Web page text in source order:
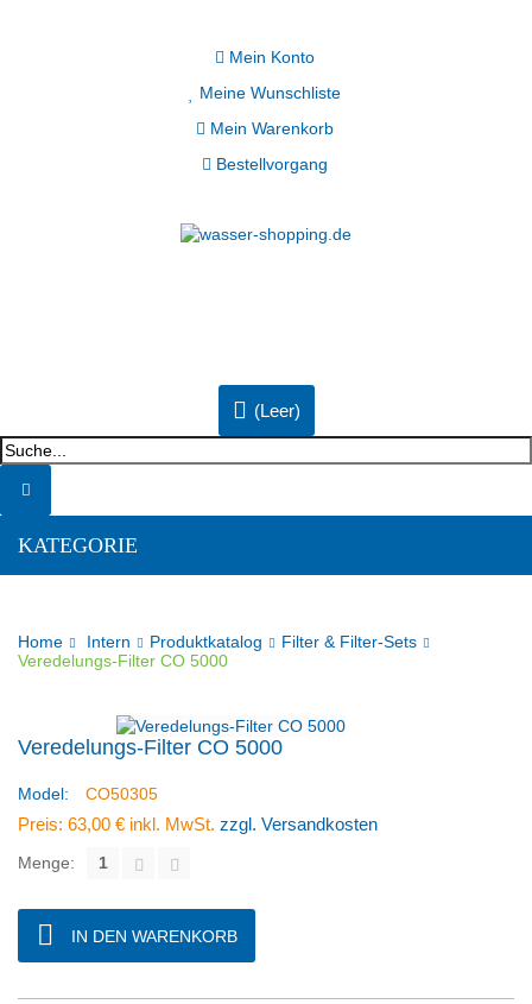
Mein Konto
Meine Wunschliste
Mein Warenkorb
Bestellvorgang
(Leer)
KATEGORIE
Home Intern Produktkatalog
Filter & Filter-Sets
Veredelungs-Filter CO 5000
Veredelungs-Filter CO 5000
Model: CO50305
Preis: 63,00 € inkl. MwSt. zzgl. Versandkosten
Menge:
IN DEN WARENKORB